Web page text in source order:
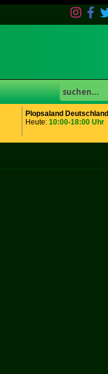
Plopsaland Deutschland
Heute: 10:00-18:00 Uhr